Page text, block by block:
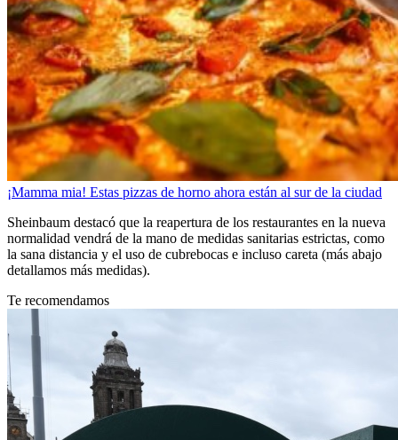
¡Mamma mia! Estas pizzas de horno ahora están al sur de la ciudad
Sheinbaum destacó que la reapertura de los restaurantes en la nueva
normalidad vendrá de la mano de medidas sanitarias estrictas, como
la sana distancia y el uso de cubrebocas e incluso careta (más abajo
detallamos más medidas).
Te recomendamos